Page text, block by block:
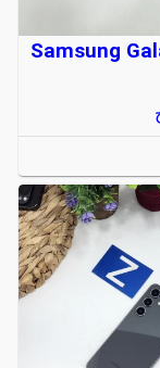
Samsung